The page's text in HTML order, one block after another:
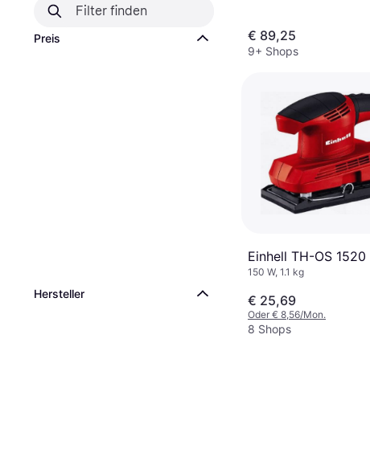
Preis
Hersteller
€ 89,25
9+ Shops
Einhell TH-OS 1520
150 W, 1.1 kg
€ 25,69
Oder € 8,56/Mon.
8 Shops